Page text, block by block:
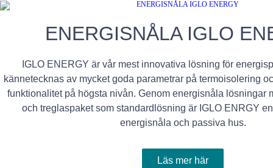
ENERGISNÅLA IGLO
IGLO ENERGY är vår mest innovativa lösning för
kännetecknas av mycket goda parametrar på termoisolering
funktionalitet på högsta nivån. Genom energisnåla lösningar
och treglaspaket som standardlösning är IGLO ENRGY
energisnåla och passiva hus.
Läs mer här